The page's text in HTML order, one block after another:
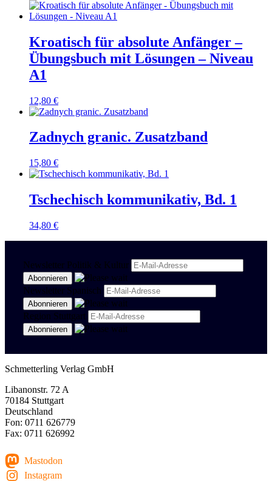
Kroatisch für absolute Anfänger –
Übungsbuch mit Lösungen – Niveau
A1
12,80 €
Zadnych granic. Zusatzband
15,80 €
Tschechisch kommunikativ, Bd. 1
34,80 €
Newsletter Politik & Kultur
Newsletter Spanisch
Region Stuttgart
Schmetterling Verlag GmbH
Libanonstr. 72 A
70184 Stuttgart
Deutschland
Fon: 0711 626779
Fax: 0711 626992
Mastodon
Instagram